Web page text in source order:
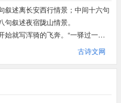
。
叙述离长安西行情景；中间十六句
叙述夜宿陇山情景。
始就写浑骑的飞奔。“一驿过一
的迅速；“驿骑如星流”，写行进的
到陇山头”，对路程的遥远和行进
边关的急切方面写。以下两句则
不可听，呜咽令人愁”写抵达陇山
古诗文网